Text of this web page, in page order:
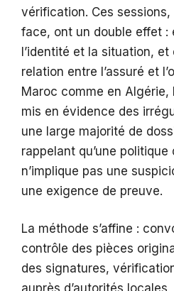
vérification. Ces
face, ont un double effet :
l’identité et la situation,
relation entre l’assuré et
Maroc comme en
mis en évidence des
une large majorité de
rappelant qu’une
n’implique pas une
une exigence de preuve.
La méthode s’affine :
contrôle des pièces
des signatures,